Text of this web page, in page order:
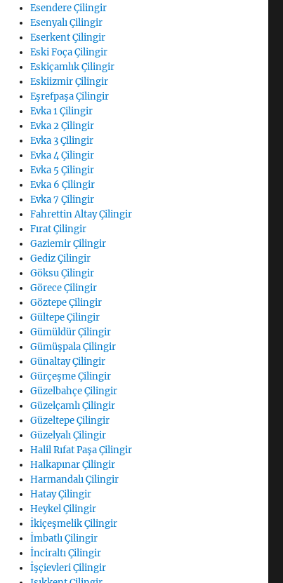
Esendere Çilingir
Esenyalı Çilingir
Eserkent Çilingir
Eski Foça Çilingir
Eskiçamlık Çilingir
Eskiizmir Çilingir
Eşrefpaşa Çilingir
Evka 1 Çilingir
Evka 2 Çilingir
Evka 3 Çilingir
Evka 4 Çilingir
Evka 5 Çilingir
Evka 6 Çilingir
Evka 7 Çilingir
Fahrettin Altay Çilingir
Fırat Çilingir
Gaziemir Çilingir
Gediz Çilingir
Göksu Çilingir
Görece Çilingir
Göztepe Çilingir
Gültepe Çilingir
Gümüldür Çilingir
Gümüşpala Çilingir
Günaltay Çilingir
Gürçeşme Çilingir
Güzelbahçe Çilingir
Güzelçamlı Çilingir
Güzeltepe Çilingir
Güzelyalı Çilingir
Halil Rıfat Paşa Çilingir
Halkapınar Çilingir
Harmandalı Çilingir
Hatay Çilingir
Heykel Çilingir
İkiçeşmelik Çilingir
İmbatlı Çilingir
İnciraltı Çilingir
İşçievleri Çilingir